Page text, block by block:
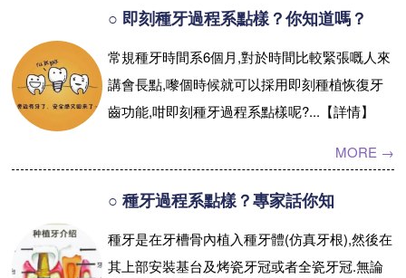
○ 即刻種牙過程系點樣？你知道嗎？
常規種牙時間系6個月,對於時間比較緊張嘅人來
講會長點,嚟個時候就可以採用即刻種植恢復牙
齒功能,咁即刻種牙過程系點樣呢?...【詳情】
MORE →
○ 種牙過程系點樣？專家話你知
種牙是在牙槽骨內植入種牙體(仿真牙根),然後在
其上部安裝基台及烤瓷牙冠或者全瓷牙冠.無論